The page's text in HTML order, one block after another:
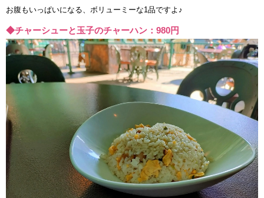
お腹もいっぱいになる、ボリューミーな1品ですよ♪
◆チャーシューと玉子のチャーハン：980円